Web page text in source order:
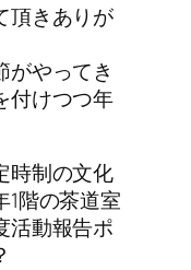
頂きありが
がやってき
付けつつ年
時制の文化
階の茶道室
活動報告ポ